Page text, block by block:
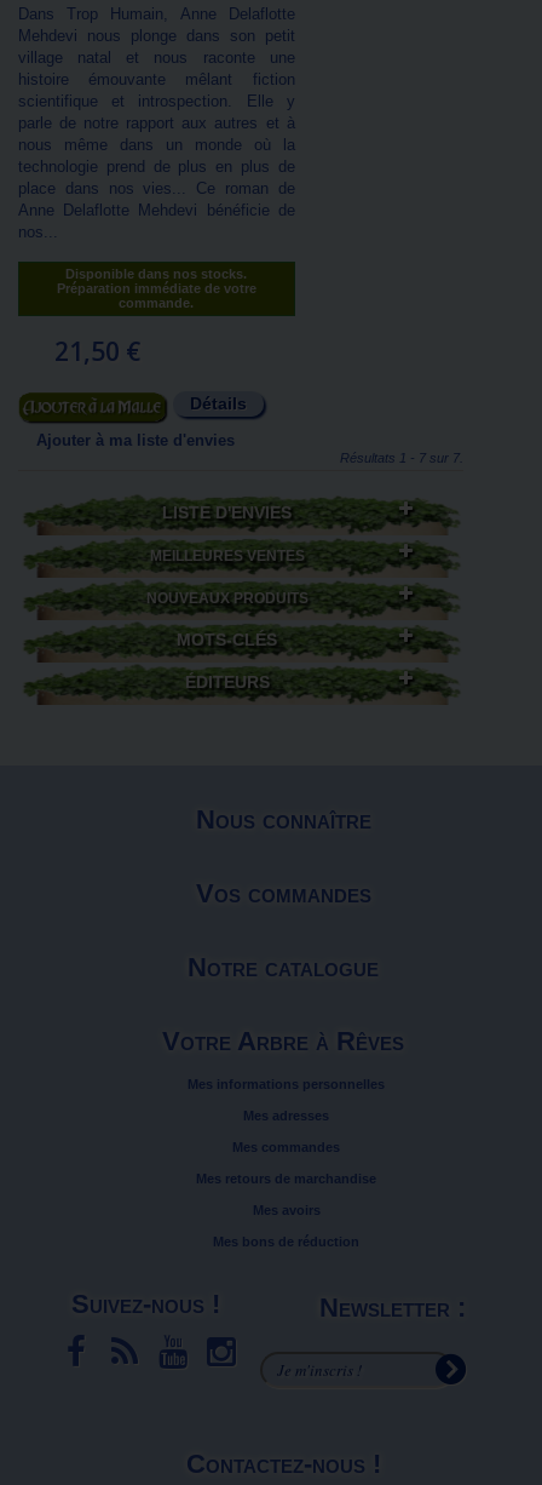
Dans Trop Humain, Anne Delaflotte
Mehdevi nous plonge dans son petit
village natal et nous raconte une
histoire émouvante mêlant fiction
scientifique et introspection. Elle y
parle de notre rapport aux autres et à
nous même dans un monde où la
technologie prend de plus en plus de
place dans nos vies... Ce roman de
Anne Delaflotte Mehdevi bénéficie de
nos...
Disponible dans nos stocks.
Préparation immédiate de votre
commande.
21,50 €
Ajouter au panier Détails
Ajouter à ma liste d'envies
Résultats 1 - 7 sur 7.
LISTE D'ENVIES
MEILLEURES VENTES
NOUVEAUX PRODUITS
MOTS-CLÉS
ÉDITEURS
Nous connaître
Vos commandes
Notre catalogue
Votre Arbre à Rêves
Mes informations personnelles
Mes adresses
Mes commandes
Mes retours de marchandise
Mes avoirs
Mes bons de réduction
Suivez-nous ! Newsletter :
Contactez-nous !